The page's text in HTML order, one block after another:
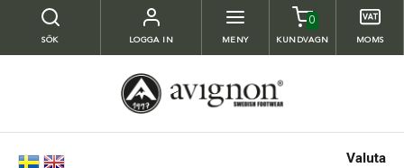
SÖK LOGGA IN MENY
0
KUNDVAGN MOMS
Valuta